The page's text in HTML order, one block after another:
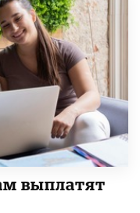
выплатят